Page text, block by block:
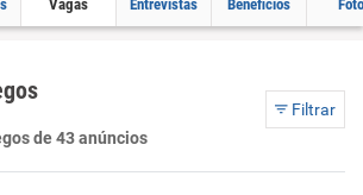
Vagas Entrevistas Beneficios
Filtrar
de 43 anúncios